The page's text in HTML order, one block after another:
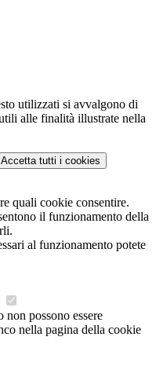
utilizzati si avvalgono di
alle finalità illustrate nella
Accetta tutti i cookies
quali cookie consentire.
il funzionamento della
al funzionamento potete
possono essere
nella pagina della cookie